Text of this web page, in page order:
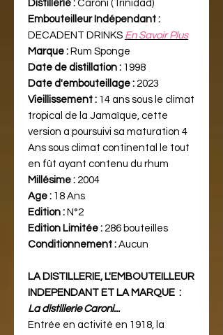
Distillerie : Caroni (Trinidad)
Embouteilleur Indépendant :
DECADENT DRINKS En Savoir Plus
Marque : Rum Sponge
Date de distillation : 1998
Date d'embouteillage : 2023
Vieillissement : 14 ans sous le climat
tropical de la Jamaïque, cette
version a poursuivi sa maturation 4
Ans sous climat continental le tout
en fût ayant contenu du rhum
Millésime : 2004
Age : 18 Ans
Edition : N°2
Edition Limitée : 286 bouteilles
Conditionnement : Aucun
LA DISTILLERIE, L'EMBOUTEILLEUR
INDEPENDANT ET LA MARQUE :
La distillerie Caroni...
Entrée en activité en 1918, la